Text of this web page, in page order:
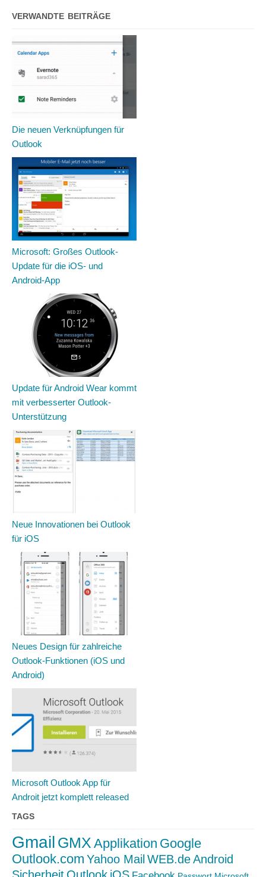
VERWANDTE BEITRÄGE
Die neuen Verknüpfungen für
Outlook
Microsoft: Großes Outlook-
Update für die iOS- und
Android-App
Update für Android Wear kommt
mit verbesserter Outlook-
Unterstützung
Neue Innovationen bei Outlook
für iOS
Neues Design für zahlreiche
Outlook-Funktionen (iOS und
Android)
Microsoft Outlook App für
Androit jetzt komplett released
TAGS
Gmail GMX Applikation Google
Outlook.com Yahoo MailWEB.deAndroid